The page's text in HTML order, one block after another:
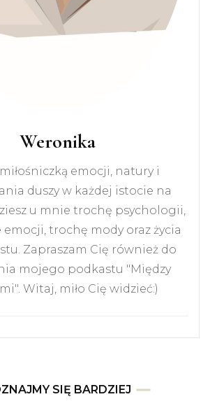
Weronika
emocji, natury i
duszy w każdej istocie na
u mnie trochę psychologii,
emocji, trochę mody oraz życia
Zapraszam Cię również do
mojego podkastu "Między
Witaj, miło Cię widzieć:)
SIĘ BARDZIEJ